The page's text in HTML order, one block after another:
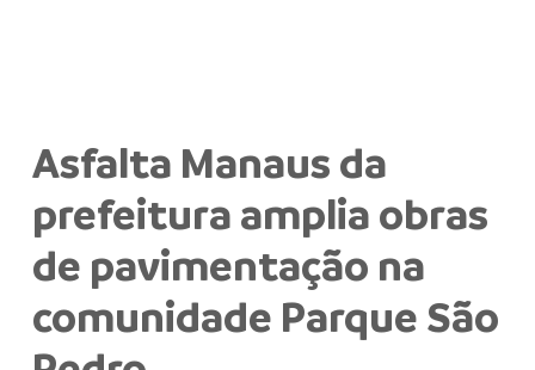
Asfalta Manaus da
prefeitura amplia obras
de pavimentação na
comunidade Parque São